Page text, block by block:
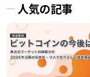
人気の記事